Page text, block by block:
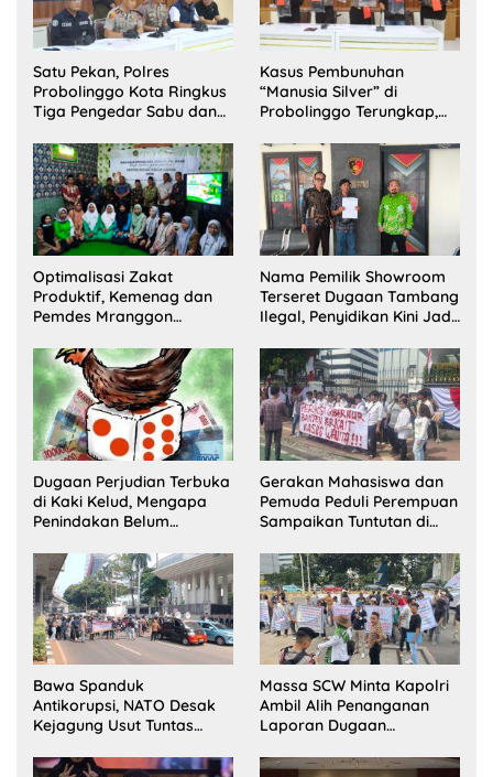
Satu Pekan, Polres
Probolinggo Kota Ringkus
Tiga Pengedar Sabu dan
Kasus Pembunuhan
“Manusia Silver” di
Probolinggo Terungkap,
Satu Buron
Optimalisasi Zakat
Produktif, Kemenag dan
Pemdes Mranggon
Pelaksana Kampung
Zakat
Nama Pemilik Showroom
Terseret Dugaan Tambang
Ilegal, Penyidikan Kini Jadi
Dugaan Perjudian Terbuka
di Kaki Kelud, Mengapa
Penindakan Belum
Gerakan Mahasiswa dan
Pemuda Peduli Perempuan
Sampaikan Tuntutan di
Bawa Spanduk
Antikorupsi, NATO Desak
Kejagung Usut Tuntas
Massa SCW Minta Kapolri
Ambil Alih Penanganan
Laporan Dugaan
Sumsel